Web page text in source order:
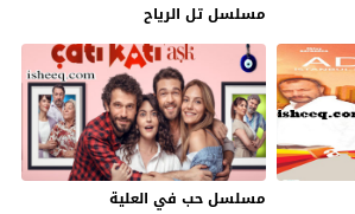
مسلسل تل الرياح
مسلسل حب في العلية